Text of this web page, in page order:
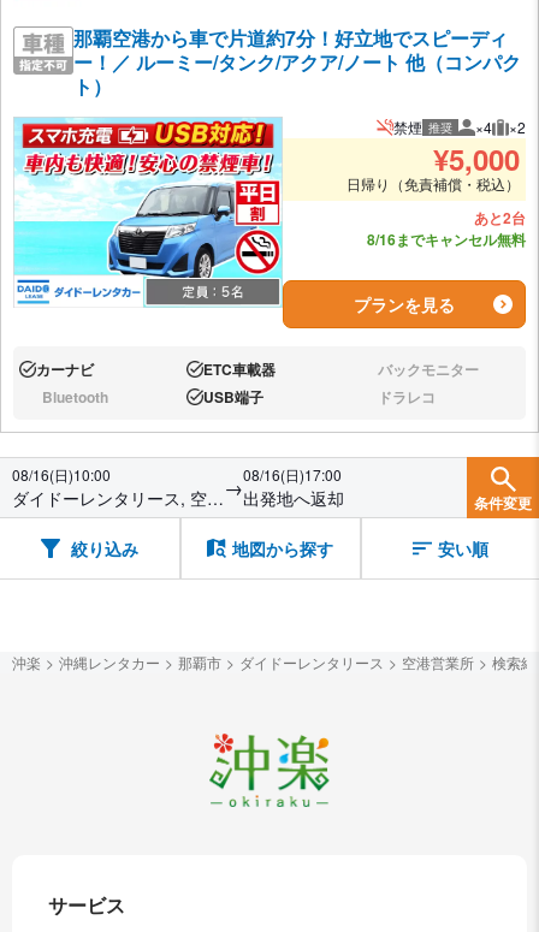
那覇空港から車で片道約7分！好立地でスピーディ
ー！／ ルーミー/タンク/アクア/ノート 他（コンパク
ト）
禁煙 推奨 推奨人数
×4 推
×2
¥5,000
日帰り（免責補償・税込）
あと2台
8/16までキャンセル無料
プランを見る
あり:カーナビ あり:ETC車載器 なし:バックモニター
なし:Bluetooth あり:USB端子 なし:ドラレコ
08/16(日)10:00
ダイドーレンタリース, 空港
営業所
→08/16(日)17:00
出発地へ返却 条件変更
絞り込み 地図から探す 安い順
沖楽 沖縄レンタカー 那覇市 ダイドーレンタリース 空港営業所 検索
サービス